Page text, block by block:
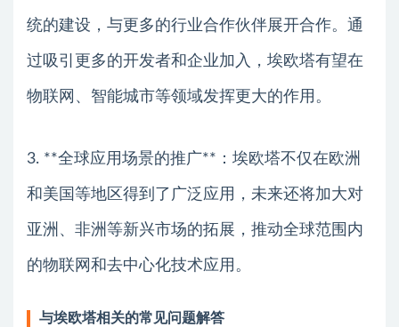
统的建设，与更多的行业合作伙伴展开合作。通
过吸引更多的开发者和企业加入，埃欧塔有望在
物联网、智能城市等领域发挥更大的作用。
3. **全球应用场景的推广**：埃欧塔不仅在欧洲
和美国等地区得到了广泛应用，未来还将加大对
亚洲、非洲等新兴市场的拓展，推动全球范围内
的物联网和去中心化技术应用。
与埃欧塔相关的常见问题解答